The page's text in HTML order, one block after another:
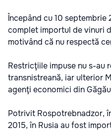
Începând cu 10 septembrie
complet importul de vinuri
motivând că nu respectă
Restricţiile impuse nu s-au
transnistreană, iar ulterior
agenţi economici din
Potrivit Rospotrebnadzor,
2015, în Rusia au fost